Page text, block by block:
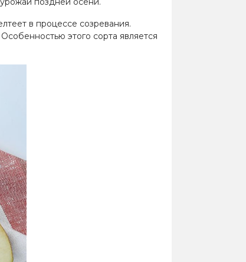
в процессе созревания.
этого сорта является